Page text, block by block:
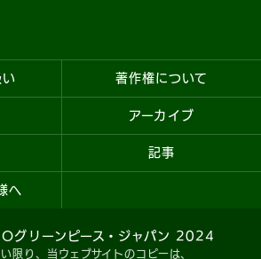
著作権について
アーカイブ
記事
へ
グリーンピース・ジャパン 2024
限り 、当ウェブサイトのコピーは、